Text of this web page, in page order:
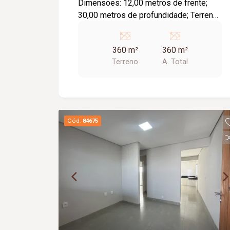
Dimensões: 12,00 metros de frente;
30,00 metros de profundidade; Terreno
360 m²
Terreno
360 m²
A. Total
Cód. 84675